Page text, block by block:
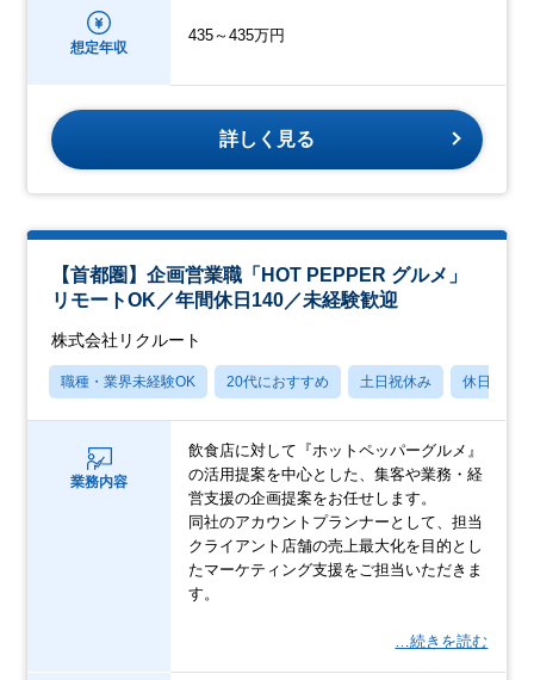
想定年収
435～435万円
詳しく見る
【首都圏】企画営業職「HOT PEPPER グルメ」
リモートOK／年間休日140／未経験歓迎
株式会社リクルート
職種・業界未経験OK 20代におすすめ 土日祝休み 休日120日
業務内容
飲食店に対して『ホットペッパーグルメ』
の活用提案を中心とした、集客や業務・経
営支援の企画提案をお任せします。
同社のアカウントプランナーとして、担当
クライアント店舗の売上最大化を目的とし
たマーケティング支援をご担当いただきま
す。
…続きを読む